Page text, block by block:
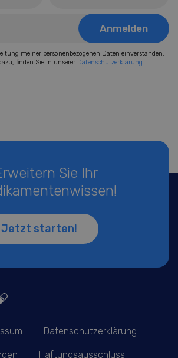
meiner personenbezogenen Daten einverstanden.
finden Sie in unserer Datenschutzerklärung.
Sie Ihr
Jetzt starten!
Datenschutzerklärung
Haftungsausschluss